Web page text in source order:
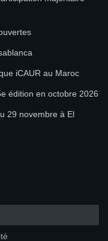
iCAUR au Maroc
édition en octobre 2026
29 novembre à El